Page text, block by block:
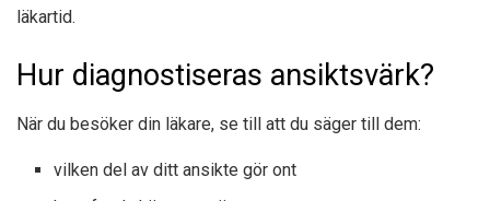
läkartid.
Hur diagnostiseras ansiktsvärk?
När du besöker din läkare, se till att du säger till dem:
vilken del av ditt ansikte gör ont